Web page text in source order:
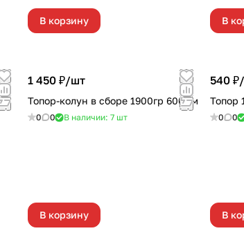
В корзину В
1 450 ₽/шт
Топор-колун в сборе 1900гр 600мм
0 0 В наличии: 7 шт
В корзину
540 ₽/
Топор
0 0
В